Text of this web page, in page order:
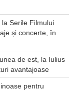
Serile Filmului
și concerte, în
de est, la Iulius
avantajoase
pentru